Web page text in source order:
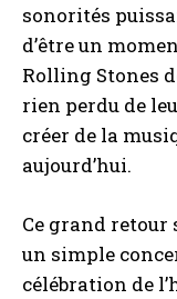
sonorités
d’être un
Rolling Stones
rien perdu de
créer de la
aujourd’hui.
Ce grand retour
un simple
célébration de